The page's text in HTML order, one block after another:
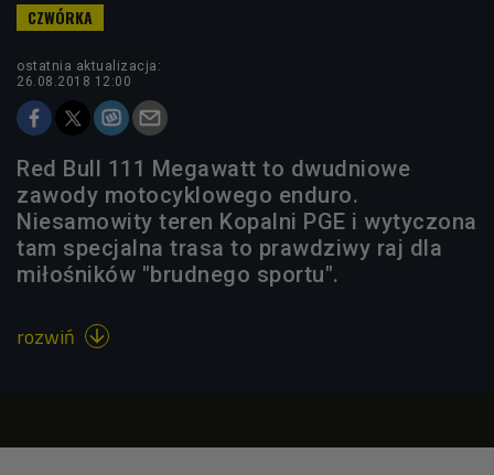
ostatnia aktualizacja:
26.08.2018 12:00
Red Bull 111 Megawatt to dwudniowe
zawody motocyklowego enduro.
Niesamowity teren Kopalni PGE i wytyczona
tam specjalna trasa to prawdziwy raj dla
miłośników "brudnego sportu".
rozwiń 